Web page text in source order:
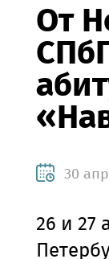
От
30
26 и 27